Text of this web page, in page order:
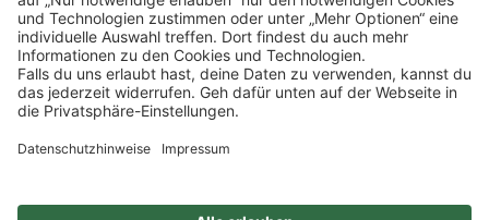
Impressum Datenschutz
Privatsphäre-Einstellungen
FAQ
Veranstaltungen
Sitemap